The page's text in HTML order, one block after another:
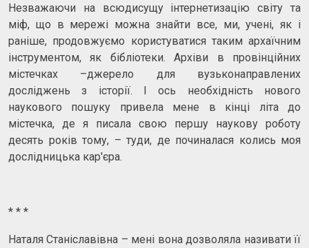
Незважаючи на всюдисущу інтернетизацію світу та
міф, що в мережі можна знайти все, ми, учені, як і
раніше, продовжуємо користуватися таким архаїчним
інструментом, як бібліотеки. Архіви в провінційних
містечках –джерело для вузьконаправлених
досліджень з історії. І ось необхідність нового
наукового пошуку привела мене в кінці літа до
містечка, де я писала свою першу наукову роботу
десять років тому, – туди, де починалася колись моя
дослідницька кар'єра.
* * *
Наталя Станіславівна – мені вона дозволяла називати її